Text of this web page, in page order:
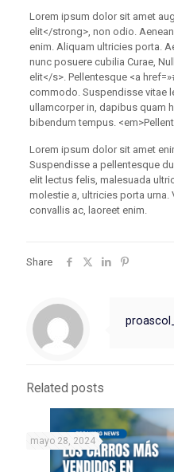
Lorem ipsum dolor sit amet
elit</strong>, non odio.
enim. Aliquam ultricies porta.
nunc posuere cubilia Curae,
elit</s>. Pellentesque <a
commodo. Suspendisse vitae
ullamcorper in, dapibus quam
bibendum tempus.
Lorem ipsum dolor sit amet
Suspendisse a pellentesque
elit lectus felis, malesuada
molestie a, ultricies porta
convallis ac, laoreet enim.
Share
Related posts
mayo 28, 2024